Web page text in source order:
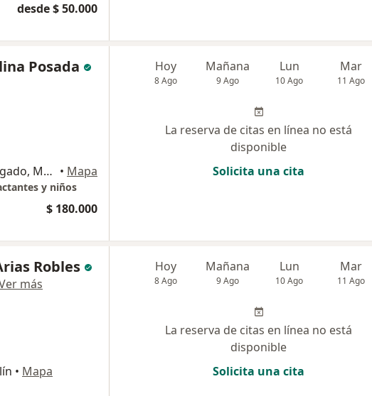
desde $ 50.000
Posada
Calle 37B Sur / Las Brujas, Envigado, Medellín • Mapa
y niños
$ 180.000
Hoy
8 Ago
Mañana
9 Ago
Lun
10 Ago
Mar
11 Ago
La reserva de citas en línea no está
disponible
Solicita una cita
Robles
más
• Mapa
Hoy
8 Ago
Mañana
9 Ago
Lun
10 Ago
Mar
11 Ago
La reserva de citas en línea no está
disponible
Solicita una cita